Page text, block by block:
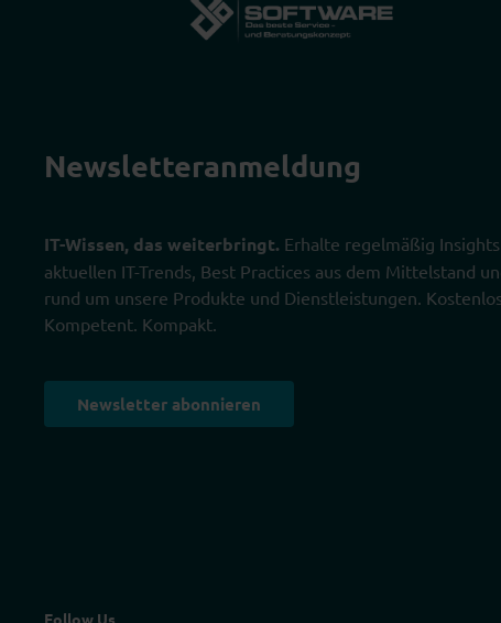
Newsletter­anmeldung
IT-Wissen, das weiterbringt. Erhalte regelmäßig
aktuellen IT-Trends, Best Practices aus dem Mittelstand
rund um unsere Produkte und Dienstleistungen. Kostenlos.
Kompetent. Kompakt.
Newsletter abonnieren
Follow Us